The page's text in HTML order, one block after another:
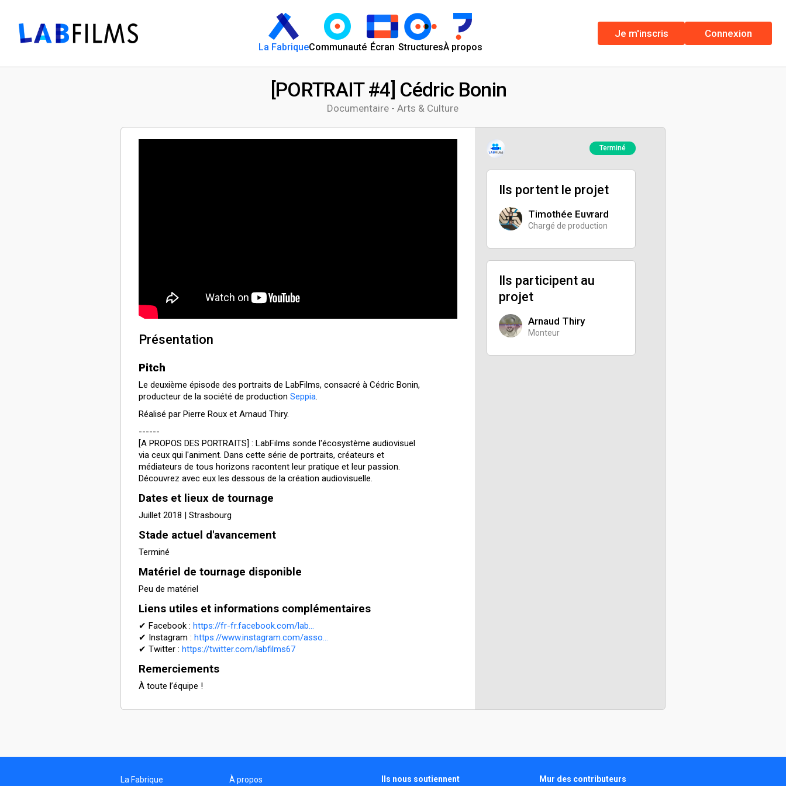
La FabriqueCommunauté Écran StructuresÀ propos
Je m'inscris Connexion
Documentaire - Arts & Culture
[PORTRAIT #4] Cédric Bonin
Présentation
Pitch
Le deuxième épisode des portraits de LabFilms, consacré à Cédric Bonin,
producteur de la société de production Seppia
Réalisé par Pierre Roux et Arnaud Thiry.
------
[A PROPOS DES PORTRAITS] : LabFilms sonde l'écosystème audiovisuel
via ceux qui l'animent. Dans cette série de portraits, créateurs et
médiateurs de tous horizons racontent leur pratique et leur passion.
Découvrez avec eux les dessous de la création audiovisuelle.
Dates et lieux de tournage
Juillet 2018 | Strasbourg
Stade actuel d'avancement
Terminé
Matériel de tournage disponible
Peu de matériel
Liens utiles et informations complémentaires
✔ Facebook : https://fr-fr.facebook.com/lab...
✔ Instagram : https://www.instagram.com/asso...
✔ Twitter : https://twitter.com/labfilms67
Remerciements
À toute l’équipe !
Terminé
Ils portent le projet
Timothée Euvrard
Chargé de production
Ils participent au
projet
Arnaud Thiry
Monteur
La Fabrique À propos Ils nous soutiennent Mur des contributeurs